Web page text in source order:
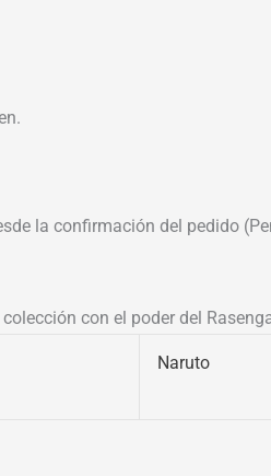
la confirmación del pedido
con el poder del
Naruto